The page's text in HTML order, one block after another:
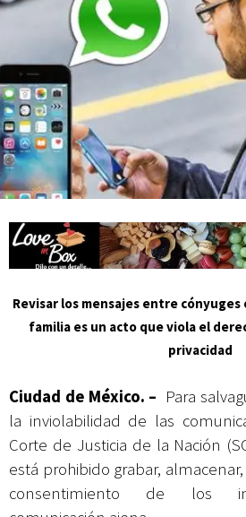
Campesina
Revisar los mensajes entre cónyuges
familia es un acto que viola el
privacidad
Ciudad de México. – Para
la inviolabilidad de las
Corte de Justicia de la Nación
está prohibido grabar,
consentimiento de los